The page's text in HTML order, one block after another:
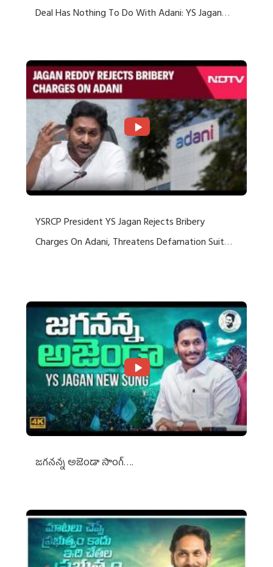
Deal Has Nothing To Do With Adani: YS Jagan
YSRCP President YS Jagan Rejects Bribery
Charges On Adani, Threatens Defamation Suit
జగనన్న అజెండా సాంగ్….